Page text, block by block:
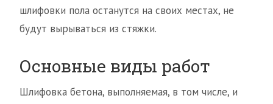
шлифовки пола останутся на своих местах, не
будут вырываться из стяжки.
Основные виды работ
Шлифовка бетона, выполняемая, в том числе, и